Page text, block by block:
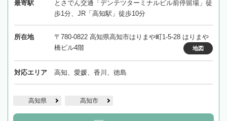
最寄駅
とさでん交通「デンテツターミナルビル前停留場」徒
歩1分、JR「高知駅」徒歩10分
所在地
〒780-0822 高知県高知市はりまや町1-5-28 はりまや
橋ビル4階
地図
対応エリア 高知、愛媛、香川、徳島
高知県 高知市